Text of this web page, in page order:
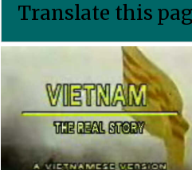
Translate this